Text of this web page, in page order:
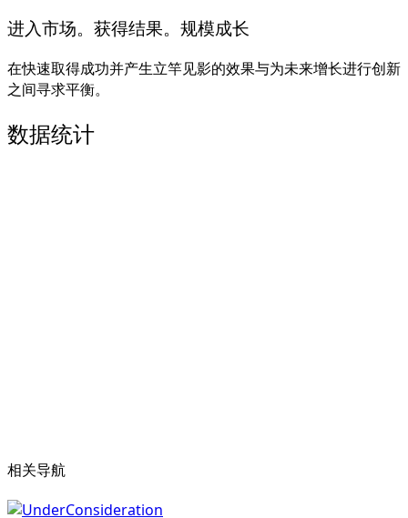
进入市场。获得结果。规模成长
在快速取得成功并产生立竿见影的效果与为未来增长进行创新
之间寻求平衡。
数据统计
相关导航